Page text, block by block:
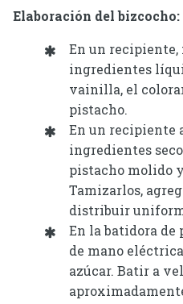
Elaboración del bizcocho:
En un
ingredientes
vainilla, el
pistacho.
En un recipiente
ingredientes
pistacho molido
Tamizarlos,
distribuir
En la batidora de
de mano
azúcar. Batir a